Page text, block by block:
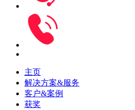
主页
解决方案&服务
客户&案例
获奖